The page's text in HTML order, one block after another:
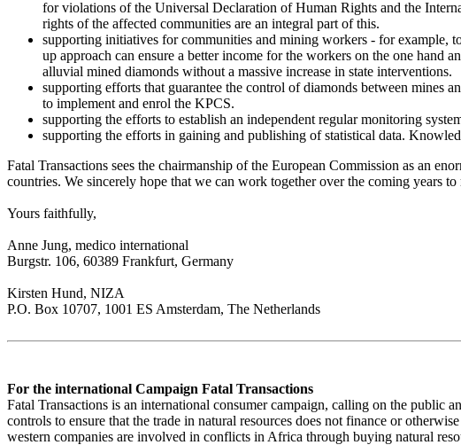
for violations of the Universal Declaration of Human Rights and the
rights of the affected communities are an integral part of this.
supporting initiatives for communities and mining workers - for example,
up approach can ensure a better income for the workers on the one
alluvial mined diamonds without a massive increase in state interventions.
supporting efforts that guarantee the control of diamonds between mines
to implement and enrol the KPCS.
supporting the efforts to establish an independent regular monitoring
supporting the efforts in gaining and publishing of statistical data.
Fatal Transactions sees the chairmanship of the European Commission as an
countries. We sincerely hope that we can work together over the coming years to
Yours faithfully,
Anne Jung, medico international
Burgstr. 106, 60389 Frankfurt, Germany
Kirsten Hund, NIZA
P.O. Box 10707, 1001 ES Amsterdam, The Netherlands
For the international Campaign Fatal Transactions
Fatal Transactions is an international consumer campaign, calling on the public
controls to ensure that the trade in natural resources does not finance or
western companies are involved in conflicts in Africa through buying natural